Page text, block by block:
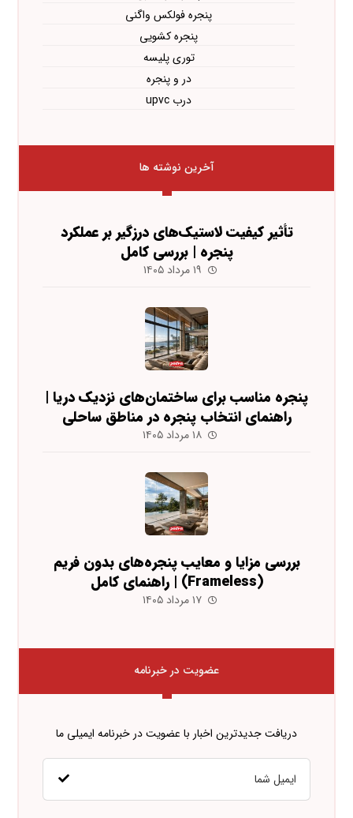
پنجره فولکس واگنی
پنجره کشویی
توری پلیسه
در و پنجره
درب upvc
آخرین نوشته ها
تأثیر کیفیت لاستیک‌های درزگیر بر عملکرد
پنجره | بررسی کامل
۱۹ مرداد ۱۴۰۵
پنجره مناسب برای ساختمان‌های نزدیک دریا |
راهنمای انتخاب پنجره در مناطق ساحلی
۱۸ مرداد ۱۴۰۵
بررسی مزایا و معایب پنجره‌های بدون فریم
(Frameless) | راهنمای کامل
۱۷ مرداد ۱۴۰۵
عضویت در خبرنامه
دریافت جدیدترین اخبار با عضویت در خبرنامه ایمیلی ما